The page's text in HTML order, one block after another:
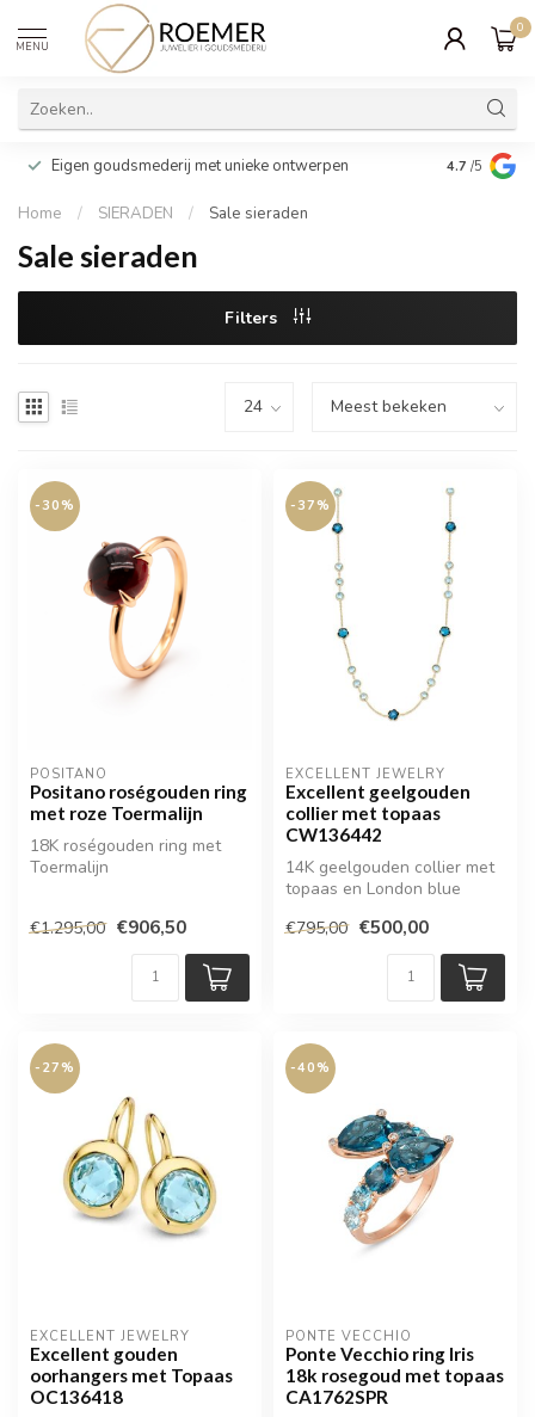
MENU
0
Eigen goudsmederij met unieke ontwerpen Wij
cadeau
4.7 /5
Home / SIERADEN / Sale sieraden
Sale sieraden
Filters
-30%
POSITANO
Positano roségouden ring
met roze Toermalijn
18K roségouden ring met
Toermalijn
€1.295,00 €906,50
-37%
EXCELLENT JEWELRY
Excellent geelgouden
collier met topaas
CW136442
14K geelgouden collier met
topaas en London blue
€795,00 €500,00
-27%
EXCELLENT JEWELRY
Excellent gouden
oorhangers met Topaas
OC136418
-40%
PONTE VECCHIO
Ponte Vecchio ring Iris
18k rosegoud met topaas
CA1762SPR